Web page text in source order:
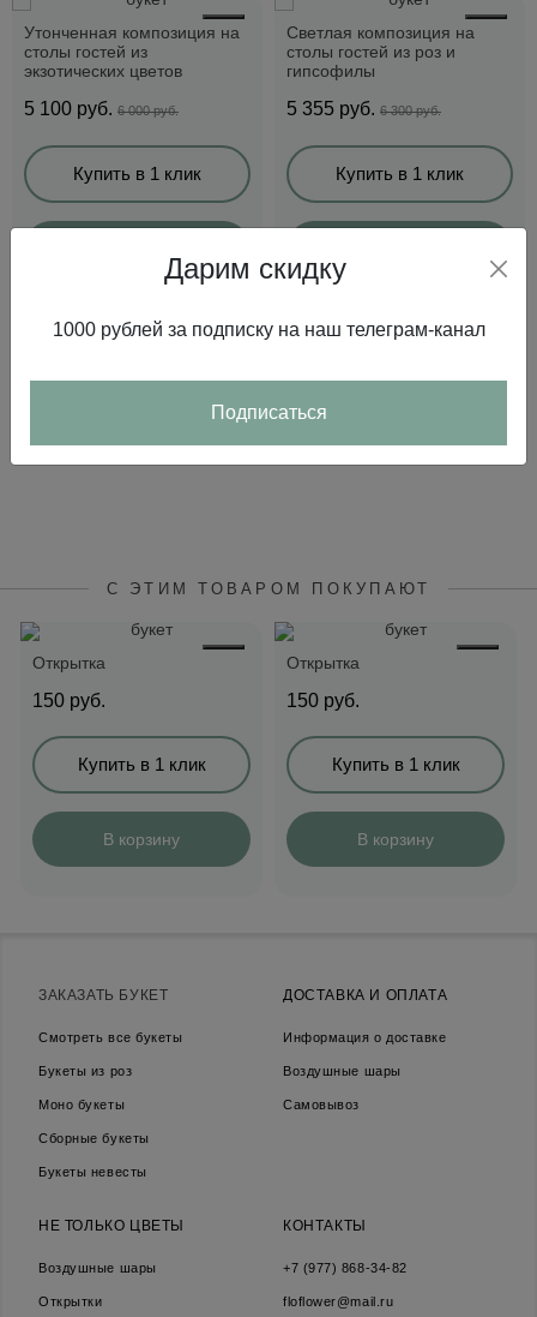
Утонченная композиция на
столы гостей из
экзотических цветов
5 100 руб. 6 000 руб.
Купить в 1 клик
Светлая композиция на
столы гостей из роз и
гипсофилы
5 355 руб. 6 300 руб.
Купить в 1 клик
С ЭТИМ ТОВАРОМ ПОКУПАЮТ
Открытка
150 руб.
Купить в 1 клик
В корзину
Открытка
150 руб.
Купить в 1 клик
В корзину
ЗАКАЗАТЬ БУКЕТ
Смотреть все букеты
Букеты из роз
Моно букеты
Сборные букеты
Букеты невесты
НЕ ТОЛЬКО ЦВЕТЫ
Воздушные шары
Открытки
ДОСТАВКА И ОПЛАТА
Информация о доставке
Воздушные шары
Самовывоз
КОНТАКТЫ
+7 (977) 868-34-82
floflower@mail.ru
Дарим скидку
1000 рублей за подписку на наш телеграм-канал
Подписаться